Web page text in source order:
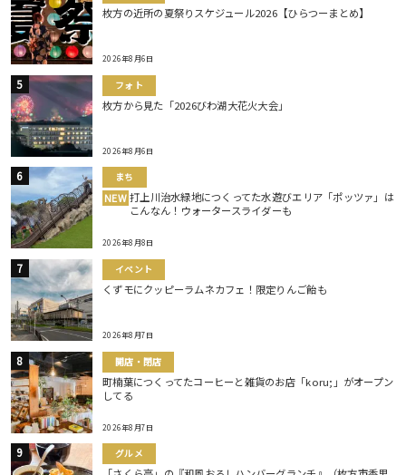
枚方の近所の夏祭りスケジュール2026【ひらつーまとめ】
2026年8月6日
フォト
枚方から見た「2026びわ湖大花火大会」
2026年8月6日
まち
NEW 打上川治水緑地につくってた水遊びエリア「ポッツァ」は
こんなん！ウォータースライダーも
2026年8月8日
イベント
くずモにクッピーラムネカフェ！限定りんご飴も
2026年8月7日
開店・閉店
町楠葉につくってたコーヒーと雑貨のお店「koru;」がオープン
してる
2026年8月7日
グルメ